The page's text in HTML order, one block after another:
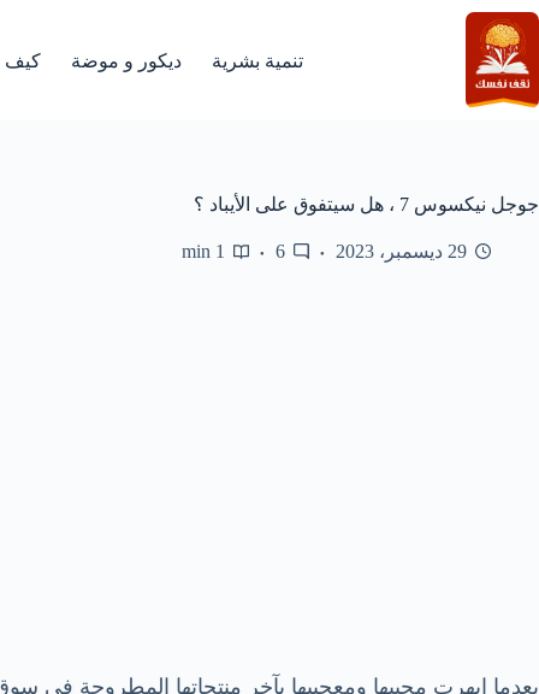
التجاوز
إلى
المحتوى
تنمية بشرية ديكور و موضة كيف
جوجل نيكسوس 7 ، هل سيتفوق على الأيباد ؟
29 ديسمبر، 2023 6
1 min
بعدما ابهرت محبيها ومعجبيها بآخر منتجاتها المطروحة فى